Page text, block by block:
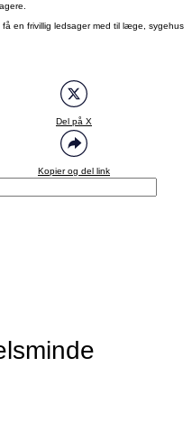
en frivillig ledsager med til læge, sygehus
Del på X
Kopier og del link